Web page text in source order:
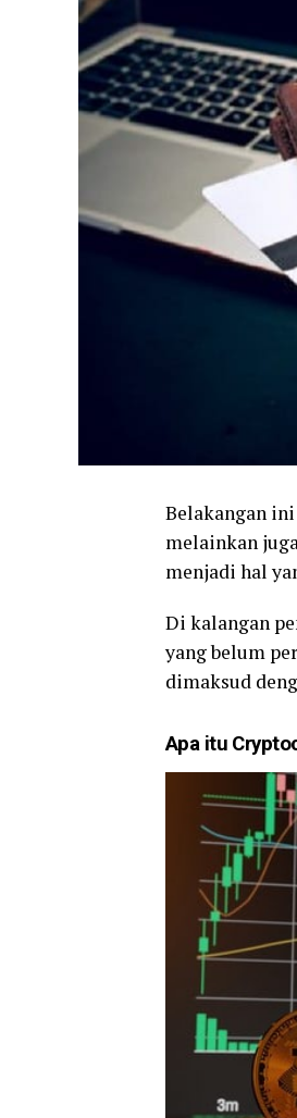
Belakangan
melainkan
menjadi hal
Di kalangan
yang belum
dimaksud
Apa itu